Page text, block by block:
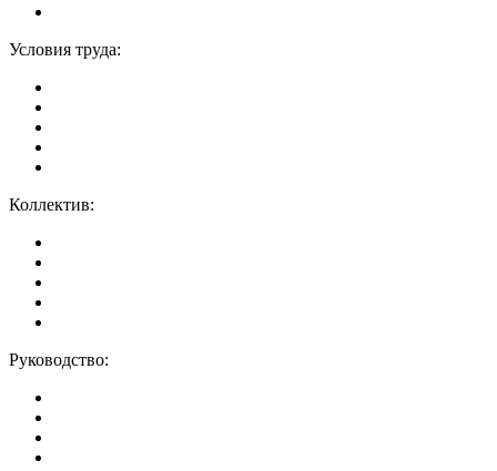
Условия труда:
Коллектив:
Руководство: